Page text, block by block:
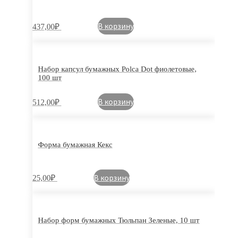
437,00₽ В корзину
Набор капсул бумажных Polca Dot фиолетовые,
100 шт
512,00₽ В корзину
Форма бумажная Кекс
25,00₽ В корзину
Набор форм бумажных Тюльпан Зеленые, 10 шт